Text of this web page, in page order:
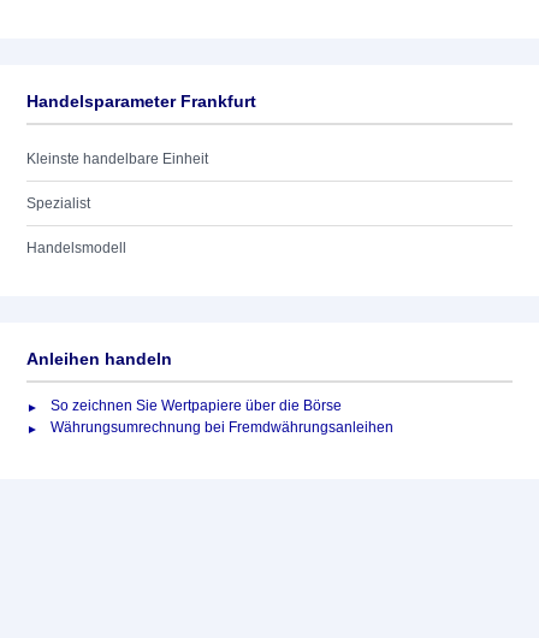
Handelsparameter Frankfurt
Kleinste handelbare Einheit
Spezialist
Handelsmodell
Anleihen handeln
So zeichnen Sie Wertpapiere über die Börse
Währungsumrechnung bei Fremdwährungsanleihen